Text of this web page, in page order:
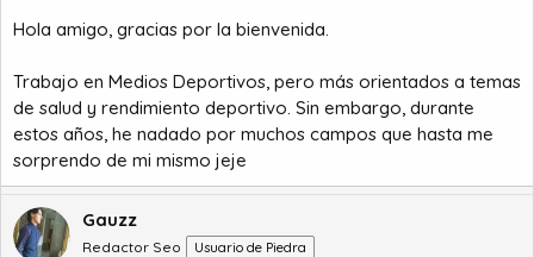
Hola amigo, gracias por la bienvenida.
Trabajo en Medios Deportivos, pero más orientados a temas
de salud y rendimiento deportivo. Sin embargo, durante
estos años, he nadado por muchos campos que hasta me
sorprendo de mi mismo jeje
Gauzz
Redactor Seo Usuario de Piedra